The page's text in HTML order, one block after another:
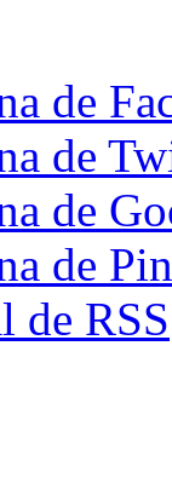
de
de
de
de
de RSS